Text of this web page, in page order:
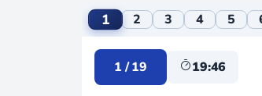
9. Sınıf Biyoloji
1 2 3 4 5
1 / 19 19:46